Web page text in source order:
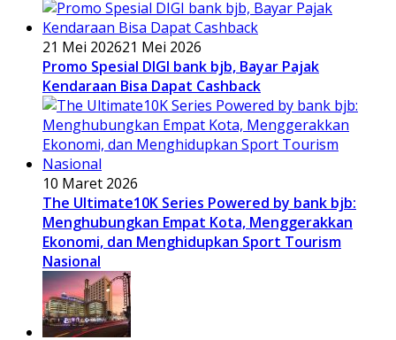
21 Mei 202621 Mei 2026
Promo Spesial DIGI bank bjb, Bayar Pajak
Kendaraan Bisa Dapat Cashback
10 Maret 2026
The Ultimate10K Series Powered by bank bjb:
Menghubungkan Empat Kota, Menggerakkan
Ekonomi, dan Menghidupkan Sport Tourism
Nasional